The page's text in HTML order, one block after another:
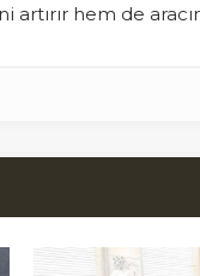
hem de